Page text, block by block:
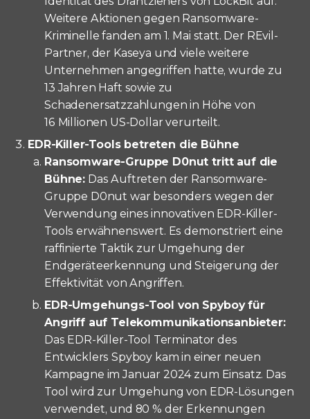
Weitere Aktionen gegen Ransomware-
Kriminelle fanden am 1. Mai statt. Der REvil-
Partner, der Kaseya und viele weitere
Unternehmen angegriffen hatte, wurde zu
13 Jahren Haft sowie zu
Schadenersatzzahlungen in Höhe von
16 Millionen US-Dollar verurteilt.
EDR-Killer-Tools betreten die Bühne
Ransomware-Gruppe D0nut tritt auf die
Bühne: Das Auftreten der Ransomware-
Gruppe D0nut war besonders wegen der
Verwendung eines innovativen EDR-Killer-
Tools erwähnenswert. Es demonstriert eine
raffinierte Taktik zur Umgehung der
Endgeräteerkennung und Steigerung der
Effektivität von Angriffen.
EDR-Umgehungs-Tool von Spyboy für
Angriff auf Telekommunikationsanbieter:
Das EDR-Killer-Tool Terminator des
Entwicklers Spyboy kam in einer neuen
Kampagne im Januar 2024 zum Einsatz. Das
Tool wird zur Umgehung von EDR-Lösungen
verwendet, und 80 % der Erkennungen